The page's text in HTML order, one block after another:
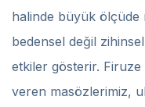
halinde büyük ölçüde
bedensel değil
etkiler gösterir.
veren masözlerimiz,